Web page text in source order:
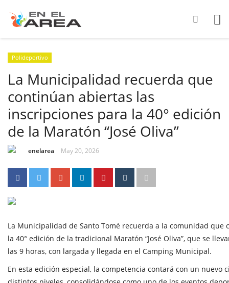
Polideportivo
La Municipalidad recuerda que
continúan abiertas las
inscripciones para la 40° edición
de la Maratón “José Oliva”
enelarea May 20, 2026
La Municipalidad de Santo Tomé recuerda a la comunidad
la 40° edición de la tradicional Maratón “José Oliva”, que se
las 9 horas, con largada y llegada en el Camping Municipal.
En esta edición especial, la competencia contará con un